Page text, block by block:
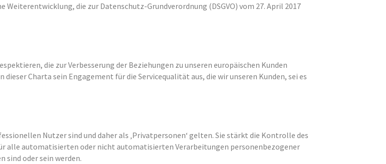
die zur Datenschutz-Grundverordnung (DSGVO) vom 27. April 2017
die zur Verbesserung der Beziehungen zu unseren europäischen Kunden
Charta sein Engagement für die Servicequalität aus, die wir unseren Kunden, sei es
Nutzer sind und daher als ‚Privatpersonen‘ gelten. Sie stärkt die Kontrolle des
alle automatisierten oder nicht automatisierten Verarbeitungen personenbezogener
sind oder sein werden.